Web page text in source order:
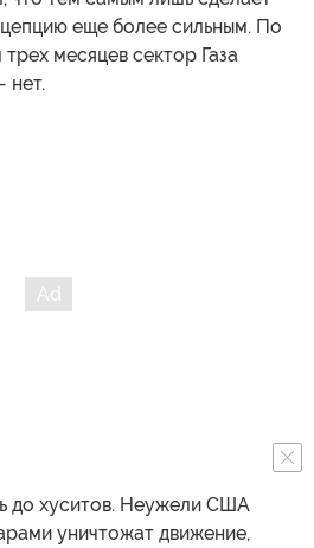
еще более сильным. По
месяцев сектор Газа
до хуситов. Неужели США
уничтожат движение,